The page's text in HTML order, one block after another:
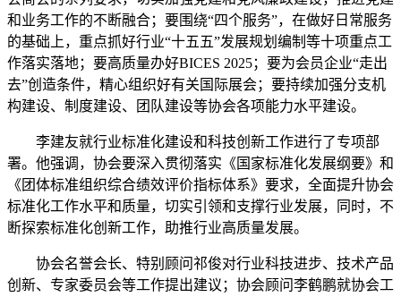
和业务工作的不断融合；要围绕“四个服务”，在做好日常服务
的基础上，重点抓好行业“十五五”发展规划编制等十项重点工
作落实落地；要高质量办好BICES 2025；要为会员企业“走出
去”创造条件，精心组织好有关国际展会；要持续加强分支机
构建设、制度建设、团队建设等协会各项能力水平建设。
李建友就行业标准化建设和科技创新工作进行了专项部
署。他强调，协会要深入贯彻落实《国家标准化发展纲要》和
《团体标准组织综合绩效评价指标体系》要求，全面提升协会
标准化工作水平和质量，切实引领和支撑行业发展，同时，不
断探索标准化创新工作，助推行业高质量发展。
协会名誉会长、特别顾问祁俊对行业科技进步、技术产品
创新、专家委员会等工作提出建议；协会顾问李鹤鹏就协会工